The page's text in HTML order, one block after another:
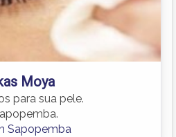
Moya
para sua pele.
Sapopemba